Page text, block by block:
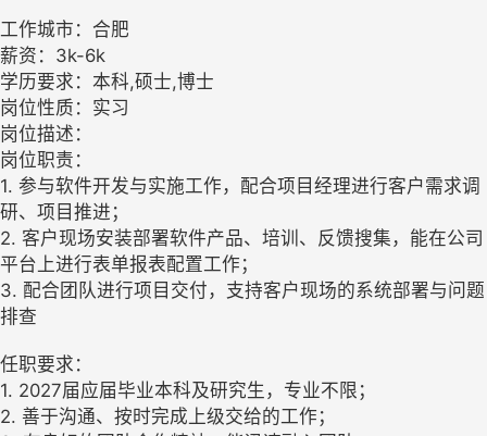
工作城市：合肥
薪资：3k-6k
学历要求：本科,硕士,博士
岗位性质：实习
岗位描述：
岗位职责：
1. 参与软件开发与实施工作，配合项目经理进行客户需求调
研、项目推进；
2. 客户现场安装部署软件产品、培训、反馈搜集，能在公司
平台上进行表单报表配置工作；
3. 配合团队进行项目交付，支持客户现场的系统部署与问题
排查
任职要求：
1. 2027届应届毕业本科及研究生，专业不限；
2. 善于沟通、按时完成上级交给的工作；